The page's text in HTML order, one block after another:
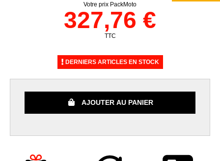
Votre prix PackMoto
327,76 €
TTC
DERNIERS ARTICLES EN STOCK
AJOUTER AU PANIER